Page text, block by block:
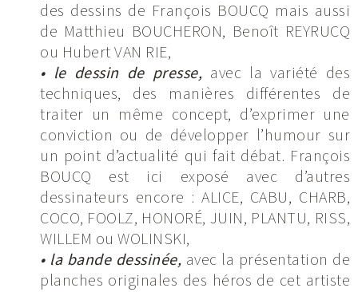
des dessins de François BOUCQ mais aussi
de Matthieu BOUCHERON, Benoît REYRUCQ
ou Hubert VAN RIE,
• le dessin de presse, avec la variété des
techniques, des manières différentes de
traiter un même concept, d’exprimer une
conviction ou de développer l’humour sur
un point d’actualité qui fait débat. François
BOUCQ est ici exposé avec d’autres
dessinateurs encore : ALICE, CABU, CHARB,
COCO, FOOLZ, HONORÉ, JUIN, PLANTU, RISS,
WILLEM ou WOLINSKI,
• la bande dessinée, avec la présentation de
planches originales des héros de cet artiste